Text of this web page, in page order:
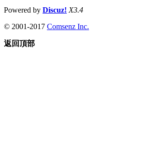
Powered by Discuz! X3.4
© 2001-2017 Comsenz Inc.
返回頂部